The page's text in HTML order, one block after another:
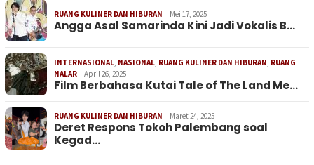
RUANG KULINER DAN HIBURAN Mei 17, 2025
Angga Asal Samarinda Kini Jadi Vokalis B…
INTERNASIONAL, NASIONAL, RUANG KULINER DAN HIBURAN, RUANG
NALAR
April 26, 2025
Film Berbahasa Kutai Tale of The Land Me…
RUANG KULINER DAN HIBURAN Maret 24, 2025
Deret Respons Tokoh Palembang soal
Kegad…